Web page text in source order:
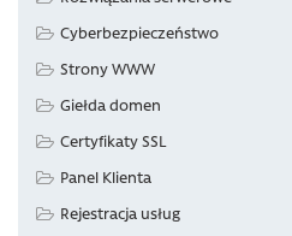
Cyberbezpieczeństwo
Strony WWW
Giełda domen
Certyfikaty SSL
Panel Klienta
Rejestracja usług